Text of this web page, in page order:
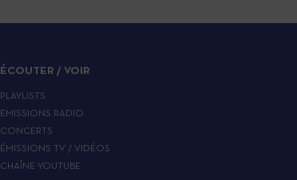
ÉCOUTER / VOIR
PLAYLISTS
EMISSIONS RADIO
CONCERTS
ÉMISSIONS TV / VIDÉOS
CHAÎNE YOUTUBE